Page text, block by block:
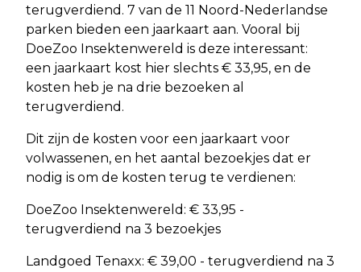
terugverdiend. 7 van de 11 Noord-Nederlandse
parken bieden een jaarkaart aan. Vooral bij
DoeZoo Insektenwereld is deze interessant:
een jaarkaart kost hier slechts € 33,95, en de
kosten heb je na drie bezoeken al
terugverdiend.
Dit zijn de kosten voor een jaarkaart voor
volwassenen, en het aantal bezoekjes dat er
nodig is om de kosten terug te verdienen:
DoeZoo Insektenwereld: € 33,95 -
terugverdiend na 3 bezoekjes
Landgoed Tenaxx: € 39,00 - terugverdiend na 3